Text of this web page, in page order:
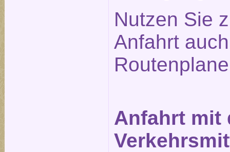
Nutzen Sie
Anfahrt
Anfahrt mit